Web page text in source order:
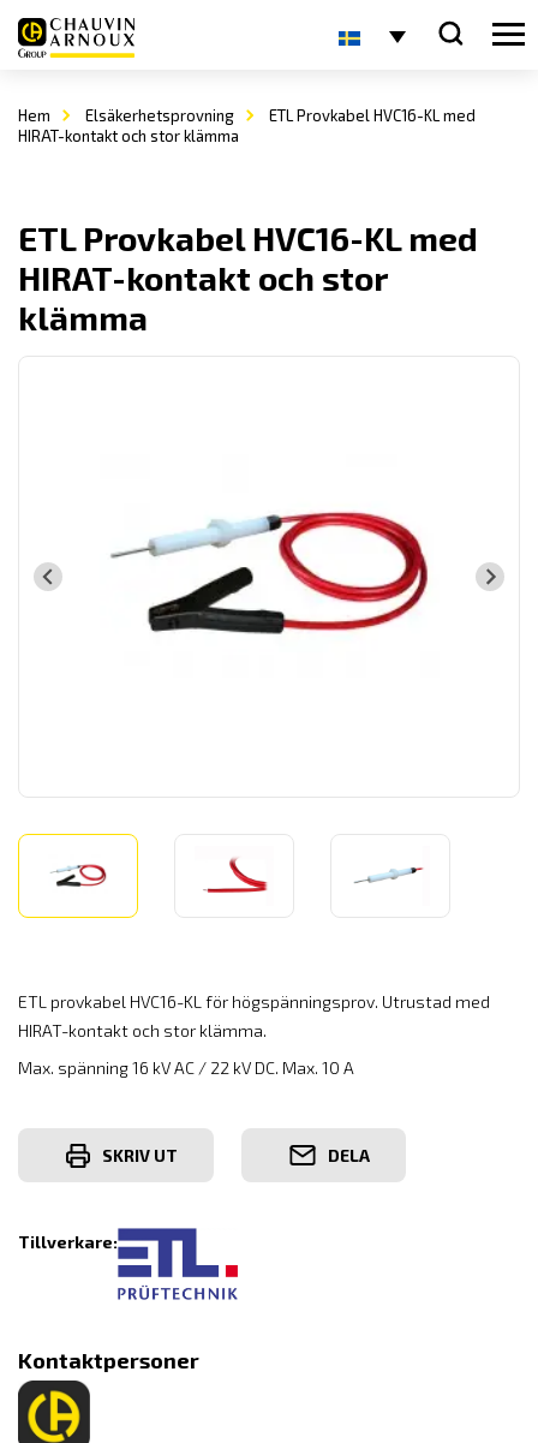
Hem Elsäkerhetsprovning
ETL Provkabel HVC16-KL med
HIRAT-kontakt och stor klämma
ETL Provkabel HVC16-KL med
HIRAT-kontakt och stor
klämma
ETL provkabel HVC16-KL för högspänningsprov. Utrustad med
HIRAT-kontakt och stor klämma.
Max. spänning 16 kV AC / 22 kV DC. Max. 10 A
SKRIV UT DELA
Tillverkare:
Kontaktpersoner